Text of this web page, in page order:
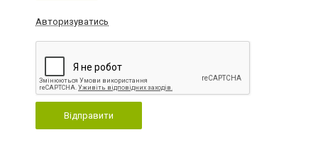
Авторизуватись
Відправити